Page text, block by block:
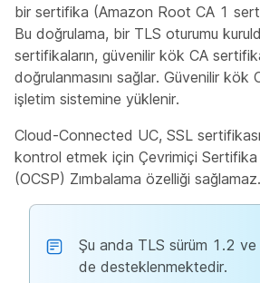
bir sertifika (Amazon Root CA 1
Bu doğrulama, bir TLS oturumu
sertifikaların, güvenilir kök CA
doğrulanmasını sağlar. Güvenilir kök
işletim sistemine yüklenir.
Cloud-Connected UC, SSL
kontrol etmek için Çevrimiçi
(OCSP) Zımbalama özelliği sağlamaz.
Şu anda TLS sürüm 1.2
de desteklenmektedir.